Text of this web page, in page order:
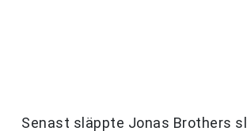
Senast släppte Jonas Brothers